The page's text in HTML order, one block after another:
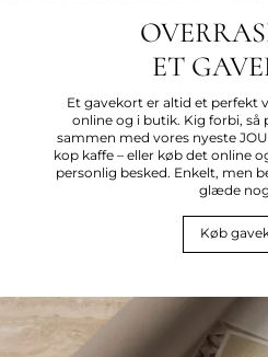
ET
Et gavekort er altid et perfekt
online og i butik. Kig forbi, så
sammen med vores nyeste
kop kaffe – eller køb det online
personlig besked. Enkelt, men
glæde
Køb